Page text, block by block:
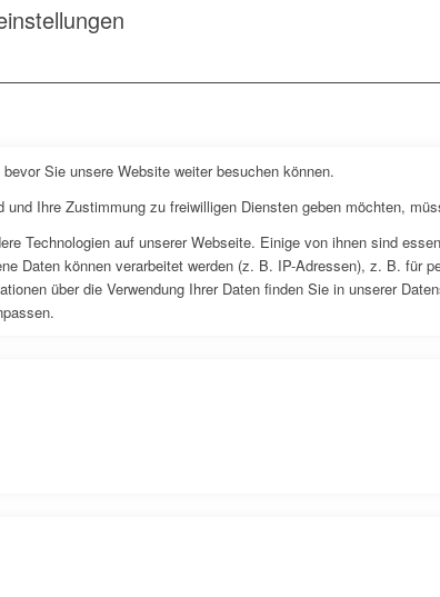
Sie unsere Website weiter besuchen können.
und Ihre Zustimmung zu freiwilligen Diensten geben möchten,
Technologien auf unserer Webseite. Einige von ihnen sind
Daten können verarbeitet werden (z. B. IP-Adressen), z. B. für
über die Verwendung Ihrer Daten finden Sie in unserer